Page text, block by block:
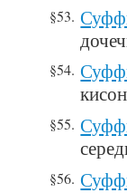
§53.
§54.
§55.
§56.